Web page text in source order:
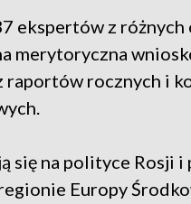
ekspertów z
merytoryczna
rocznych i
się na polityce Rosji
Europy